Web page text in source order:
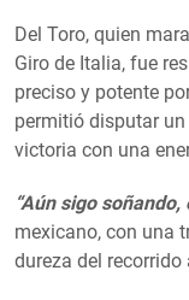
Del Toro, quien
Giro de Italia, fue
preciso y potente
permitió disputar
victoria con una
“Aún sigo
mexicano, con una
dureza del